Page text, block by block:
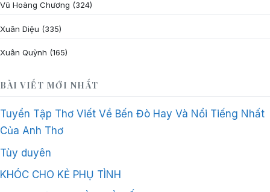
Vũ Hoàng Chương (324)
Xuân Diệu (335)
Xuân Quỳnh (165)
BÀI VIẾT MỚI NHẤT
Tuyển Tập Thơ Viết Về Bến Đò Hay Và Nổi Tiếng Nhất
Của Anh Thơ
Tùy duyên
KHÓC CHO KẺ PHỤ TÌNH